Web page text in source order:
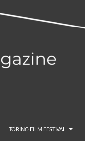
TORINO FILM FESTIVAL